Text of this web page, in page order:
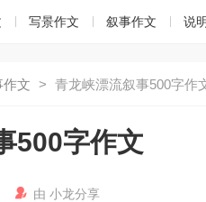
写景作文 叙事作文 说
作文 > 青龙峡漂流叙事500字作
500字作文
 由 小龙分享